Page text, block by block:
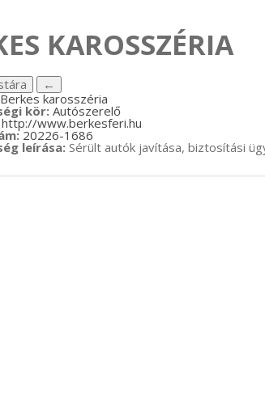
KAROSSZÉRIA
Berkes karosszéria
kör: Autószerelő
http://www.berkesferi.hu
20226-1686
leírása: Sérült autók javítása, biztosítási